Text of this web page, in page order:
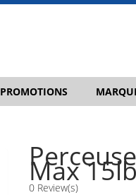
PROMOTIONS
Max
0 Review(s)